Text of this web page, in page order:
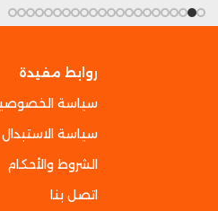
روابط مفيدة
سياسة
سياسة الاستبدال
الشروط والأحكام
اتصل بنا